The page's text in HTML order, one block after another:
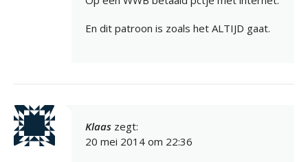
En dit patroon is zoals het ALTIJD gaat.
Klaas zegt:
20 mei 2014 om 22:36